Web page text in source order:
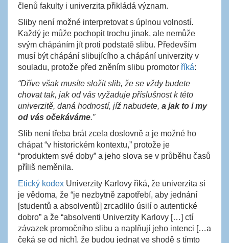
členů fakulty i univerzita přikládá význam.
Sliby není možné interpretovat s úplnou volností.
Každý je může pochopit trochu jinak, ale nemůže
svým chápáním jít proti podstatě slibu. Především
musí být chápání slibujícího a chápání univerzity v
souladu, protože před zněním slibu promotor říká:
“Dříve však musíte složit slib, že se vždy budete
chovat tak, jak od vás vyžaduje příslušnost k této
univerzitě, daná hodností, jíž nabudete, a jak to i my
od vás očekáváme.”
Slib není třeba brát zcela doslovně a je možné ho
chápat “v historickém kontextu,” protože je
“produktem své doby” a jeho slova se v průběhu časů
příliš neměnila.
Etický kodex Univerzity Karlovy řiká, že univerzita si
je vědoma, že “je nezbytně zapotřebí, aby jednání
[studentů a absolventů] zrcadlilo úsilí o autentické
dobro” a že “absolventi Univerzity Karlovy […] ctí
závazek promočního slibu a naplňují jeho intenci […a
čeká se od nich], že budou jednat ve shodě s tímto